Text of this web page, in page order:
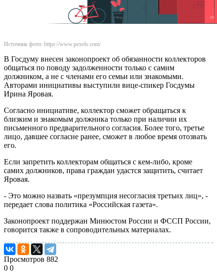
Источник фото: https://www.pexels.com/
В Госдуму внесен законопроект об обязанности коллекторов
общаться по поводу задолженности только с самим
должником, а не с членами его семьи или знакомыми.
Авторами инициативы выступили вице-спикер Госдумы
Ирина Яровая.
Согласно инициативе, коллектор сможет обращаться к
близким и знакомым должника только при наличии их
письменного предварительного согласия. Более того, третье
лицо, давшее согласие ранее, сможет в любое время отозвать
его.
Если запретить коллекторам общаться с кем-либо, кроме
самих должников, права граждан удастся защитить, считает
Яровая.
- Это можно назвать «презумпция несогласия третьих лиц», -
передает слова политика «Российская газета».
Законопроект поддержан Минюстом России и ФССП России,
говорится также в сопроводительных материалах.
Просмотров 882
0 0